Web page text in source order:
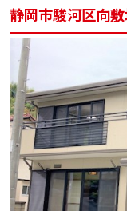
静岡市駿河区向